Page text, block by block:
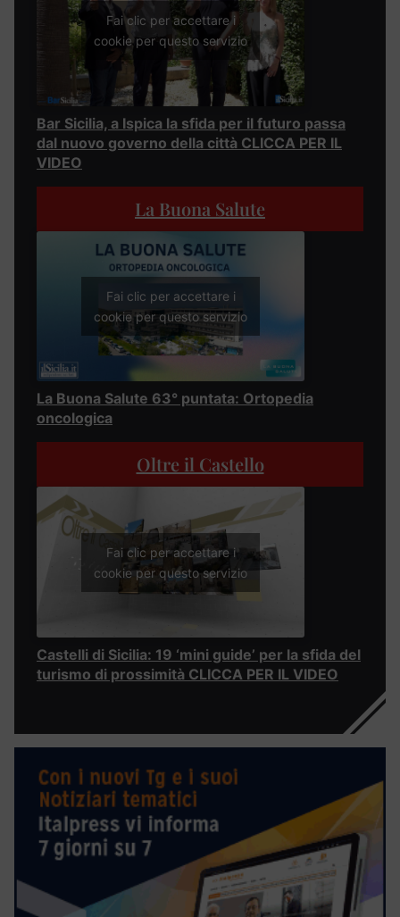
Fai clic per accettare i
cookie per questo servizio
Bar Sicilia, a Ispica la sfida per il futuro passa
dal nuovo governo della città CLICCA PER IL
VIDEO
La Buona Salute
Fai clic per accettare i
cookie per questo servizio
La Buona Salute 63° puntata: Ortopedia
oncologica
Oltre il Castello
Fai clic per accettare i
cookie per questo servizio
Castelli di Sicilia: 19 ‘mini guide’ per la sfida del
turismo di prossimità CLICCA PER IL VIDEO